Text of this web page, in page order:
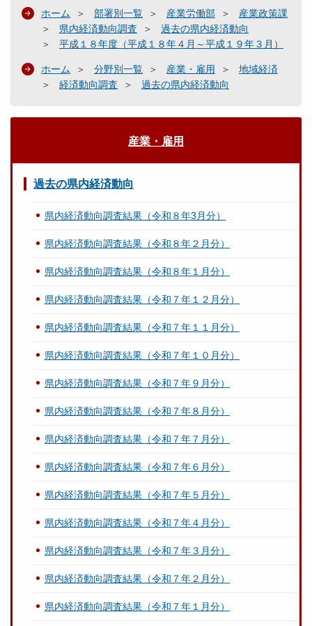
ホーム 部署別一覧 産業労働部
産業政策課
県内経済動向調査
過去の県内経済動向
平成１８年度（平成１８年４月～平成１９年３月）
ホーム 分野別一覧 産業・雇用
地域経済
経済動向調査
過去の県内経済動向
産業・雇用
過去の県内経済動向
県内経済動向調査結果（令和８年3月分）
県内経済動向調査結果（令和８年２月分）
県内経済動向調査結果（令和８年１月分）
県内経済動向調査結果（令和７年１２月分）
県内経済動向調査結果（令和７年１１月分）
県内経済動向調査結果（令和７年１０月分）
県内経済動向調査結果（令和７年９月分）
県内経済動向調査結果（令和７年８月分）
県内経済動向調査結果（令和７年７月分）
県内経済動向調査結果（令和７年６月分）
県内経済動向調査結果（令和７年５月分）
県内経済動向調査結果（令和７年４月分）
県内経済動向調査結果（令和７年３月分）
県内経済動向調査結果（令和７年２月分）
県内経済動向調査結果（令和７年１月分）